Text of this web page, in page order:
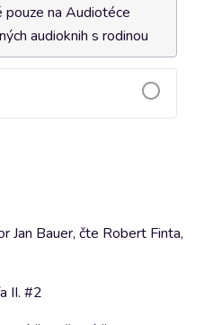
na Audiotéce
audioknih s rodinou
košíku
Jan Bauer, čte Robert Finta,
II. #2